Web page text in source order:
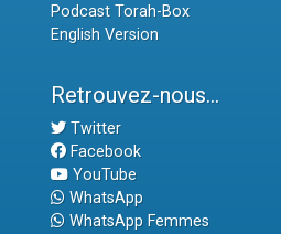
Podcast Torah-Box
English Version
Retrouvez-nous...
Twitter
Facebook
YouTube
WhatsApp
WhatsApp Femmes